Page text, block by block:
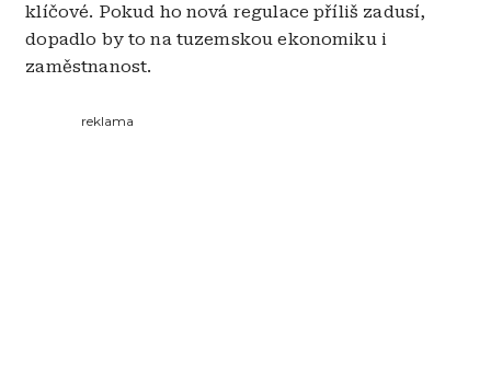
klíčové. Pokud ho nová regulace příliš zadusí,
dopadlo by to na tuzemskou ekonomiku i
zaměstnanost.
reklama